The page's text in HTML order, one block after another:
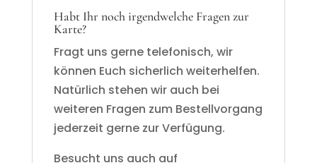
Habt Ihr noch irgendwelche Fragen zur
Karte?
Fragt uns gerne telefonisch, wir
können Euch sicherlich weiterhelfen.
Natürlich stehen wir auch bei
weiteren Fragen zum Bestellvorgang
jederzeit gerne zur Verfügung.
Besucht uns auch auf